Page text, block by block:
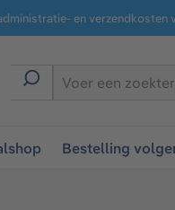
en verzendkosten
Bestelling